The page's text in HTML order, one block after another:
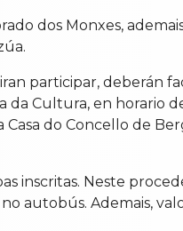
dos Monxes,
participar, deberán
da Cultura, en horario
Casa do Concello de
inscritas. Neste
autobús. Ademais,